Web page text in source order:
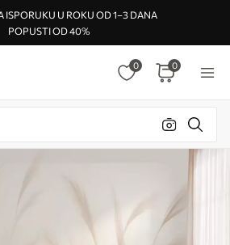
ISPORUKU U ROKU OD 1–3 DANA
POPUSTI OD 40%
0 0